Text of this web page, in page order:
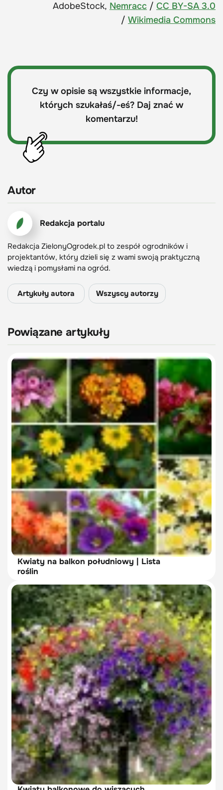
AdobeStock, Nemracc / CC BY-SA 3.0
/ Wikimedia Commons
Czy w opisie są wszystkie informacje,
których szukałaś/-eś? Daj znać w
komentarzu!
Autor
Redakcja portalu
Redakcja ZielonyOgrodek.pl to zespół ogrodników i
projektantów, który dzieli się z wami swoją praktyczną
wiedzą i pomysłami na ogród.
Artykuły autora Wszyscy autorzy
Powiązane artykuły
Kwiaty na balkon południowy | Lista
roślin